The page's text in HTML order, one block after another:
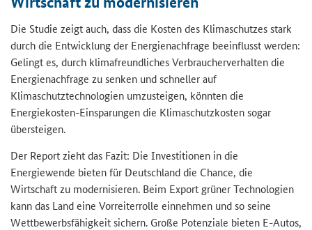
Die Studie zeigt auch, dass die Kosten des Klimaschutzes stark
durch die Entwicklung der Energienachfrage beeinflusst werden:
Gelingt es, durch klimafreundliches Verbraucherverhalten die
Energienachfrage zu senken und schneller auf
Klimaschutztechnologien umzusteigen, könnten die
Energiekosten-Einsparungen die Klimaschutzkosten sogar
übersteigen.
Der Report zieht das Fazit: Die Investitionen in die
Energiewende bieten für Deutschland die Chance, die
Wirtschaft zu modernisieren. Beim Export grüner Technologien
kann das Land eine Vorreiterrolle einnehmen und so seine
Wettbewerbsfähigkeit sichern. Große Potenziale bieten E-Autos,